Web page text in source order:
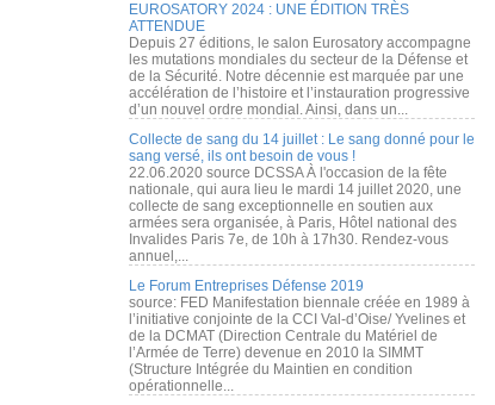
EUROSATORY 2024 : UNE ÉDITION TRÈS
ATTENDUE
Depuis 27 éditions, le salon Eurosatory accompagne
les mutations mondiales du secteur de la Défense et
de la Sécurité. Notre décennie est marquée par une
accélération de l’histoire et l’instauration progressive
d’un nouvel ordre mondial. Ainsi, dans un...
Collecte de sang du 14 juillet : Le sang donné pour le
sang versé, ils ont besoin de vous !
22.06.2020 source DCSSA À l'occasion de la fête
nationale, qui aura lieu le mardi 14 juillet 2020, une
collecte de sang exceptionnelle en soutien aux
armées sera organisée, à Paris, Hôtel national des
Invalides Paris 7e, de 10h à 17h30. Rendez-vous
annuel,...
Le Forum Entreprises Défense 2019
source: FED Manifestation biennale créée en 1989 à
l’initiative conjointe de la CCI Val-d’Oise/ Yvelines et
de la DCMAT (Direction Centrale du Matériel de
l’Armée de Terre) devenue en 2010 la SIMMT
(Structure Intégrée du Maintien en condition
opérationnelle...